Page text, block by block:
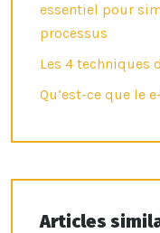
essentiel pour
processus
Les 4 techniques
Qu’est-ce que le
Articles